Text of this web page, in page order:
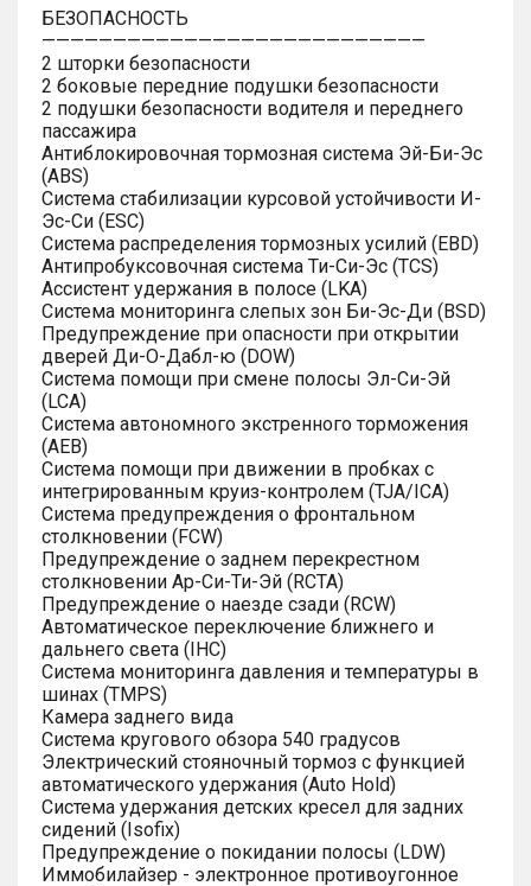
БЕЗОПАСНОСТЬ
———————————————————————————
2 шторки безопасности
2 боковые передние подушки безопасности
2 подушки безопасности водителя и переднего
пассажира
Антиблокировочная тормозная система Эй-Би-Эс
(ABS)
Система стабилизации курсовой устойчивости И-
Эс-Си (ESC)
Система распределения тормозных усилий (EBD)
Антипробуксовочная система Ти-Си-Эс (TCS)
Ассистент удержания в полосе (LKA)
Система мониторинга слепых зон Би-Эс-Ди (BSD)
Предупреждение при опасности при открытии
дверей Ди-О-Дабл-ю (DOW)
Система помощи при смене полосы Эл-Си-Эй
(LCA)
Система автономного экстренного торможения
(AEB)
Система помощи при движении в пробках с
интегрированным круиз-контролем (TJA/ICA)
Система предупреждения о фронтальном
столкновении (FCW)
Предупреждение о заднем перекрестном
столкновении Ар-Си-Ти-Эй (RCTA)
Предупреждение о наезде сзади (RCW)
Автоматическое переключение ближнего и
дальнего света (IHC)
Система мониторинга давления и температуры в
шинах (TMPS)
Камера заднего вида
Система кругового обзора 540 градусов
Электрический стояночный тормоз с функцией
автоматического удержания (Auto Hold)
Система удержания детских кресел для задних
сидений (Isofix)
Предупреждение о покидании полосы (LDW)
Иммобилайзер - электронное противоугонное